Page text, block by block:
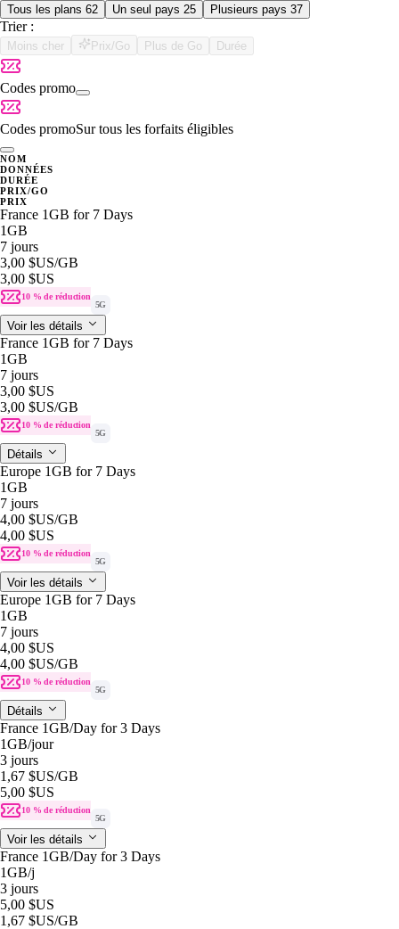
Tous les plans 62 Un seul pays 25 Plusieurs pays 37
Trier :
Moins cher Prix/Go Plus de Go Durée
Codes promo
Codes promoSur tous les forfaits éligibles
NOM
DONNÉES
DURÉE
PRIX/GO
PRIX
France 1GB for 7 Days
1GB
7 jours
3,00 $US/GB
3,00 $US
10 % de réduction
5G
Voir les détails
France 1GB for 7 Days
1GB
7 jours
3,00 $US
3,00 $US/GB
10 % de réduction
5G
Détails
Europe 1GB for 7 Days
1GB
7 jours
4,00 $US/GB
4,00 $US
10 % de réduction
5G
Voir les détails
Europe 1GB for 7 Days
1GB
7 jours
4,00 $US
4,00 $US/GB
10 % de réduction
5G
Détails
France 1GB/Day for 3 Days
1GB/jour
3 jours
1,67 $US/GB
5,00 $US
10 % de réduction
5G
Voir les détails
France 1GB/Day for 3 Days
1GB/j
3 jours
5,00 $US
1,67 $US/GB